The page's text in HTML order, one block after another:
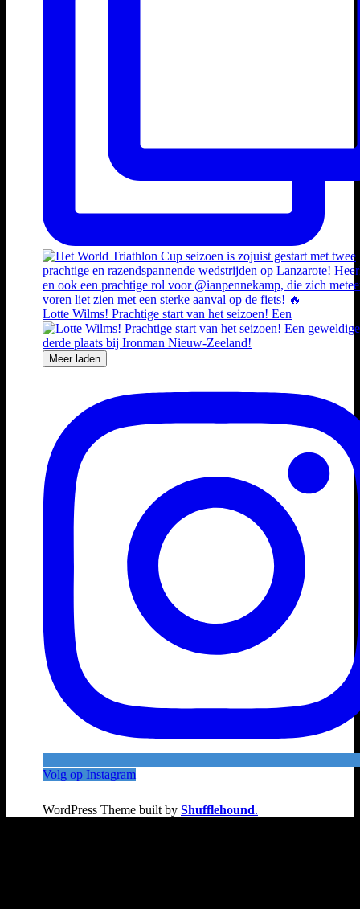
Lotte Wilms! Prachtige start van het seizoen! Een
Meer laden
Volg op Instagram
WordPress Theme built by Shufflehound.